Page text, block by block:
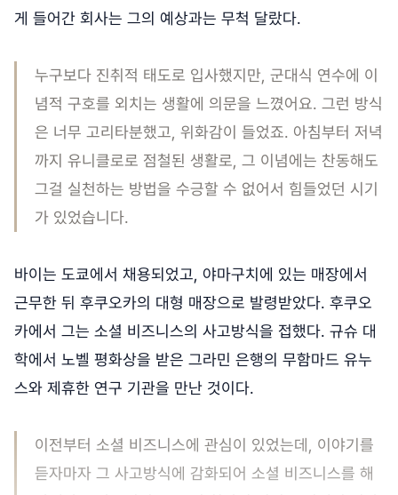
게 들어간 회사는 그의 예상과는 무척 달랐다.
누구보다 진취적 태도로 입사했지만, 군대식 연수에 이
념적 구호를 외치는 생활에 의문을 느꼈어요. 그런 방식
은 너무 고리타분했고, 위화감이 들었죠. 아침부터 저녁
까지 유니클로로 점철된 생활로, 그 이념에는 찬동해도
그걸 실천하는 방법을 수긍할 수 없어서 힘들었던 시기
가 있었습니다.
바이는 도쿄에서 채용되었고, 야마구치에 있는 매장에서
근무한 뒤 후쿠오카의 대형 매장으로 발령받았다. 후쿠오
카에서 그는 소셜 비즈니스의 사고방식을 접했다. 규슈 대
학에서 노벨 평화상을 받은 그라민 은행의 무함마드 유누
스와 제휴한 연구 기관을 만난 것이다.
이전부터 소셜 비즈니스에 관심이 있었는데, 이야기를
듣자마자 그 사고방식에 감화되어 소셜 비즈니스를 해